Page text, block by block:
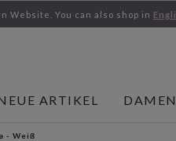
Website. You can also shop in
ARTIKEL
- Weiß